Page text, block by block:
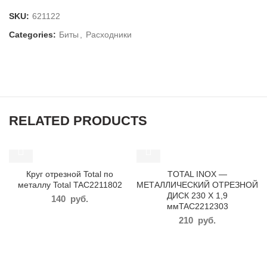
SKU: 621122
Categories: Биты Расходники
RELATED PRODUCTS
Круг отрезной Total по
металлу Total TAC2211802
140 руб.
TOTAL INOX —
МЕТАЛЛИЧЕСКИЙ ОТРЕЗНОЙ
ДИСК 230 X 1,9
ммTAC2212303
210 руб.